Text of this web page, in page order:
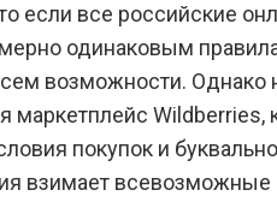
бешенстве
если все российские
одинаковым
возможности. Однако
маркетплейс Wildberries,
покупок и
взимает всевозможные